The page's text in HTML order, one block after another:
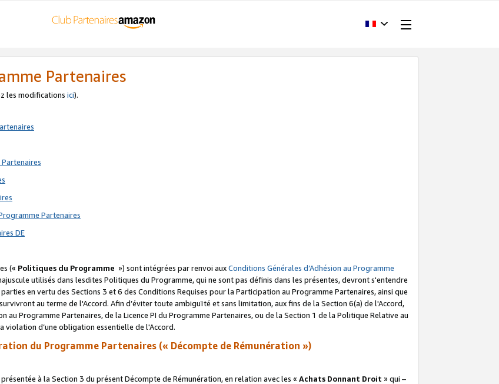
Partenaires
les modifications ici).
Partenaires
DE
(« Politiques du Programme ») sont intégrées par renvoi auxConditions Générales d’Adhésion au Programme
utilisés dans lesdites Politiques du Programme, qui ne sont pas définis dans les présentes, devront s'entendre
en vertu des Sections 3 et 6 des Conditions Requises pour la Participation au Programme Partenaires, ainsi que
au terme de l'Accord. Afin d’éviter toute ambiguïté et sans limitation, aux fins de la Section 6(a) de l'Accord,
Programme Partenaires, de la Licence PI du Programme Partenaires, ou de la Section 1 de la Politique Relative au
violation d’une obligation essentielle de l'Accord.
du Programme Partenaires (« Décompte de Rémunération »)
à la Section 3 du présent Décompte de Rémunération, en relation avec les « Achats Donnant Droit » qui –